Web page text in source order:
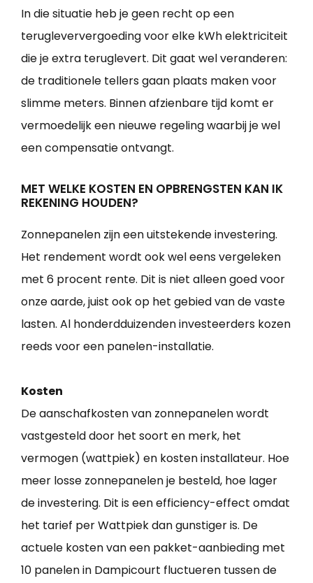
In die situatie heb je geen recht op een
terugleververgoeding voor elke kWh elektriciteit
die je extra teruglevert. Dit gaat wel veranderen:
de traditionele tellers gaan plaats maken voor
slimme meters. Binnen afzienbare tijd komt er
vermoedelijk een nieuwe regeling waarbij je wel
een compensatie ontvangt.
MET WELKE KOSTEN EN OPBRENGSTEN KAN IK
REKENING HOUDEN?
Zonnepanelen zijn een uitstekende investering.
Het rendement wordt ook wel eens vergeleken
met 6 procent rente. Dit is niet alleen goed voor
onze aarde, juist ook op het gebied van de vaste
lasten. Al honderdduizenden investeerders kozen
reeds voor een panelen-installatie.
Kosten
De aanschafkosten van zonnepanelen wordt
vastgesteld door het soort en merk, het
vermogen (wattpiek) en kosten installateur. Hoe
meer losse zonnepanelen je besteld, hoe lager
de investering. Dit is een efficiency-effect omdat
het tarief per Wattpiek dan gunstiger is. De
actuele kosten van een pakket-aanbieding met
10 panelen in Dampicourt fluctueren tussen de